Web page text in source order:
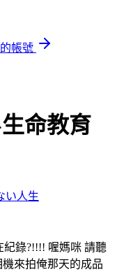
帳號
命教育
い人生
紀錄?!!!! 喔媽咪 請聽
來拍俺那天的成品